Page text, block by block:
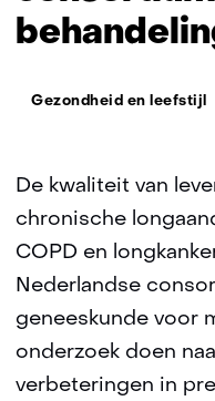
Thema:
Gezondheid en leefstijl
De kwaliteit van
chronische
COPD en
Nederlandse
geneeskunde voor
onderzoek doen
verbeteringen in